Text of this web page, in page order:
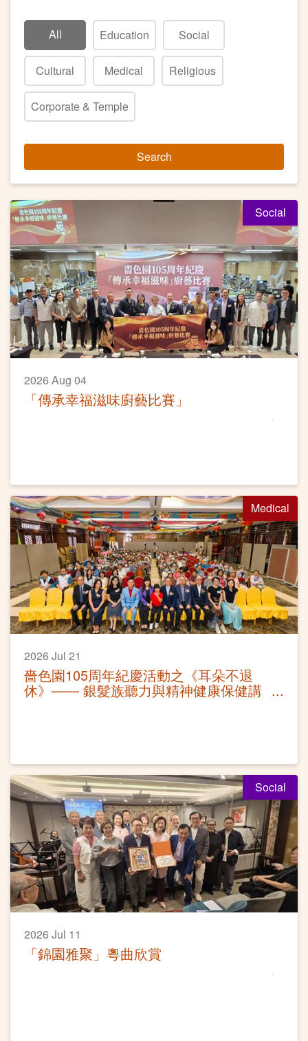
All Education Social
Cultural Medical Religious
Corporate & Temple
Search
Social
2026 Aug 04
「傳承幸福滋味廚藝比賽」
Medical
2026 Jul 21
嗇色園105周年紀慶活動之《耳朵不退
休》—— 銀髮族聽力與精神健康保健講
座活動圓滿
Social
2026 Jul 11
「錦園雅聚」粵曲欣賞